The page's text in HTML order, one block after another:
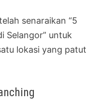
senaraikan “5
Selangor” untuk
lokasi yang patut